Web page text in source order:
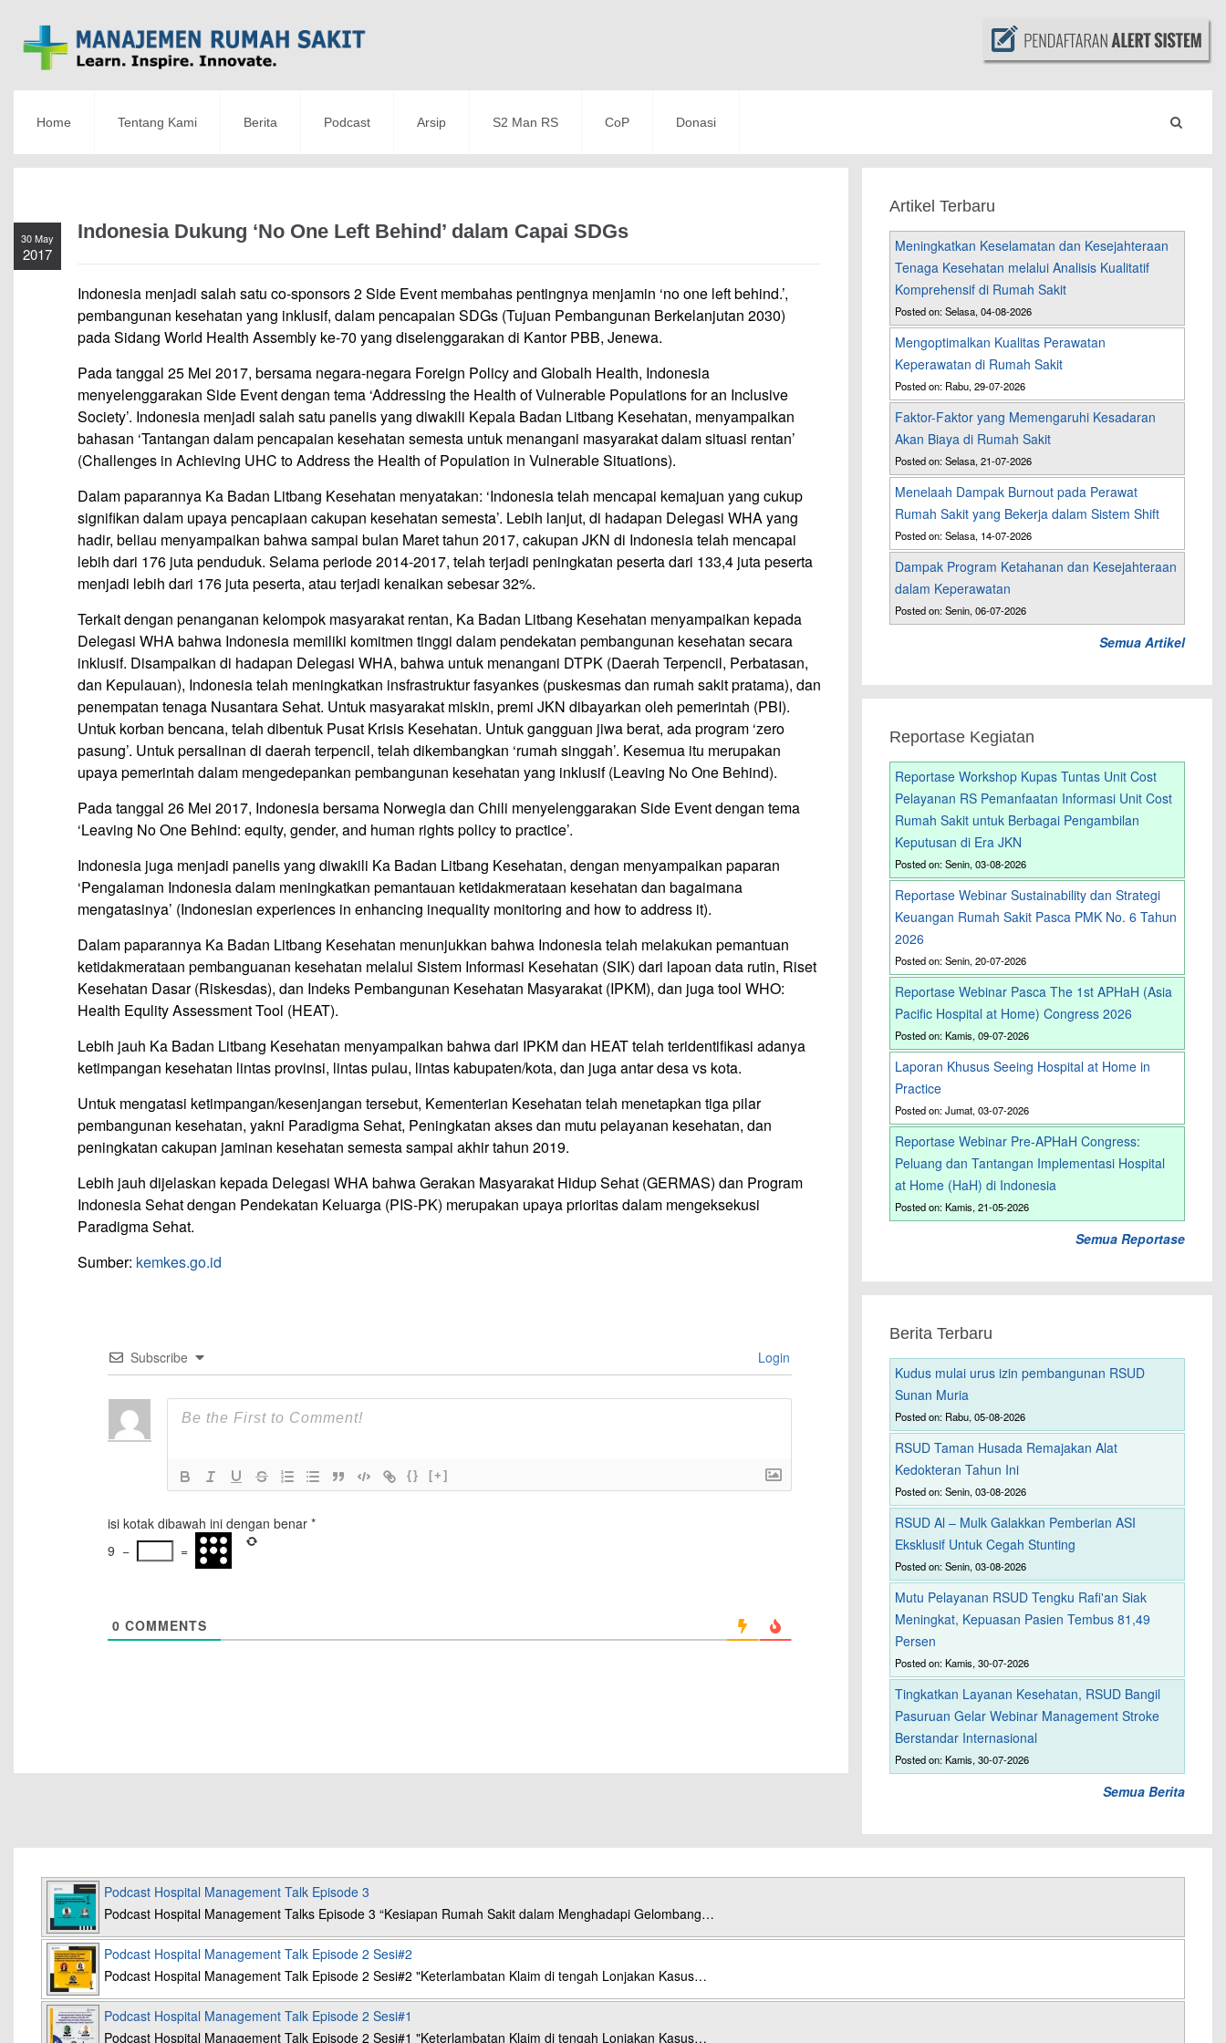
Home Tentang Kami Berita Podcast Arsip S2 Man RS CoP Donasi
30 May
2017
Indonesia Dukung ‘No One Left Behind’ dalam Capai SDGs
Indonesia menjadi salah satu co-sponsors 2 Side Event membahas pentingnya menjamin ‘no one left behind.’,
pembangunan kesehatan yang inklusif, dalam pencapaian SDGs (Tujuan Pembangunan Berkelanjutan 2030)
pada Sidang World Health Assembly ke-70 yang diselenggarakan di Kantor PBB, Jenewa.
Pada tanggal 25 Mei 2017, bersama negara-negara Foreign Policy and Globalh Health, Indonesia
menyelenggarakan Side Event dengan tema ‘Addressing the Health of Vulnerable Populations for an Inclusive
Society’. Indonesia menjadi salah satu panelis yang diwakili Kepala Badan Litbang Kesehatan, menyampaikan
bahasan ‘Tantangan dalam pencapaian kesehatan semesta untuk menangani masyarakat dalam situasi rentan’
(Challenges in Achieving UHC to Address the Health of Population in Vulnerable Situations).
Dalam paparannya Ka Badan Litbang Kesehatan menyatakan: ‘Indonesia telah mencapai kemajuan yang cukup
signifikan dalam upaya pencapiaan cakupan kesehatan semesta’. Lebih lanjut, di hadapan Delegasi WHA yang
hadir, beliau menyampaikan bahwa sampai bulan Maret tahun 2017, cakupan JKN di Indonesia telah mencapai
lebih dari 176 juta penduduk. Selama periode 2014-2017, telah terjadi peningkatan peserta dari 133,4 juta peserta
menjadi lebih dari 176 juta peserta, atau terjadi kenaikan sebesar 32%.
Terkait dengan penanganan kelompok masyarakat rentan, Ka Badan Litbang Kesehatan menyampaikan kepada
Delegasi WHA bahwa Indonesia memiliki komitmen tinggi dalam pendekatan pembangunan kesehatan secara
inklusif. Disampaikan di hadapan Delegasi WHA, bahwa untuk menangani DTPK (Daerah Terpencil, Perbatasan,
dan Kepulauan), Indonesia telah meningkatkan insfrastruktur fasyankes (puskesmas dan rumah sakit pratama), dan
penempatan tenaga Nusantara Sehat. Untuk masyarakat miskin, premi JKN dibayarkan oleh pemerintah (PBI).
Untuk korban bencana, telah dibentuk Pusat Krisis Kesehatan. Untuk gangguan jiwa berat, ada program ‘zero
pasung’. Untuk persalinan di daerah terpencil, telah dikembangkan ‘rumah singgah’. Kesemua itu merupakan
upaya pemerintah dalam mengedepankan pembangunan kesehatan yang inklusif (Leaving No One Behind).
Pada tanggal 26 Mei 2017, Indonesia bersama Norwegia dan Chili menyelenggarakan Side Event dengan tema
‘Leaving No One Behind: equity, gender, and human rights policy to practice’.
Indonesia juga menjadi panelis yang diwakili Ka Badan Litbang Kesehatan, dengan menyampaikan paparan
‘Pengalaman Indonesia dalam meningkatkan pemantauan ketidakmerataan kesehatan dan bagaimana
mengatasinya’ (Indonesian experiences in enhancing inequality monitoring and how to address it).
Dalam paparannya Ka Badan Litbang Kesehatan menunjukkan bahwa Indonesia telah melakukan pemantuan
ketidakmerataan pembanguanan kesehatan melalui Sistem Informasi Kesehatan (SIK) dari lapoan data rutin, Riset
Kesehatan Dasar (Riskesdas), dan Indeks Pembangunan Kesehatan Masyarakat (IPKM), dan juga tool WHO:
Health Equlity Assessment Tool (HEAT).
Lebih jauh Ka Badan Litbang Kesehatan menyampaikan bahwa dari IPKM dan HEAT telah teridentifikasi adanya
ketimpangan kesehatan lintas provinsi, lintas pulau, lintas kabupaten/kota, dan juga antar desa vs kota.
Untuk mengatasi ketimpangan/kesenjangan tersebut, Kementerian Kesehatan telah menetapkan tiga pilar
pembangunan kesehatan, yakni Paradigma Sehat, Peningkatan akses dan mutu pelayanan kesehatan, dan
peningkatan cakupan jaminan kesehatan semesta sampai akhir tahun 2019.
Lebih jauh dijelaskan kepada Delegasi WHA bahwa Gerakan Masyarakat Hidup Sehat (GERMAS) dan Program
Indonesia Sehat dengan Pendekatan Keluarga (PIS-PK) merupakan upaya prioritas dalam mengeksekusi
Paradigma Sehat.
Sumber: kemkes.go.id
Subscribe Login
{} [+]
isi kotak dibawah ini dengan benar*
9 − =
0 COMMENTS
Artikel Terbaru
Meningkatkan Keselamatan dan Kesejahteraan
Tenaga Kesehatan melalui Analisis Kualitatif
Komprehensif di Rumah Sakit
Posted on: Selasa, 04-08-2026
Mengoptimalkan Kualitas Perawatan
Keperawatan di Rumah Sakit
Posted on: Rabu, 29-07-2026
Faktor-Faktor yang Memengaruhi Kesadaran
Akan Biaya di Rumah Sakit
Posted on: Selasa, 21-07-2026
Menelaah Dampak Burnout pada Perawat
Rumah Sakit yang Bekerja dalam Sistem Shift
Posted on: Selasa, 14-07-2026
Dampak Program Ketahanan dan Kesejahteraan
dalam Keperawatan
Posted on: Senin, 06-07-2026
Semua Artikel
Reportase Kegiatan
Reportase Workshop Kupas Tuntas Unit Cost
Pelayanan RS Pemanfaatan Informasi Unit Cost
Rumah Sakit untuk Berbagai Pengambilan
Keputusan di Era JKN
Posted on: Senin, 03-08-2026
Reportase Webinar Sustainability dan Strategi
Keuangan Rumah Sakit Pasca PMK No. 6 Tahun
2026
Posted on: Senin, 20-07-2026
Reportase Webinar Pasca The 1st APHaH (Asia
Pacific Hospital at Home) Congress 2026
Posted on: Kamis, 09-07-2026
Laporan Khusus Seeing Hospital at Home in
Practice
Posted on: Jumat, 03-07-2026
Reportase Webinar Pre-APHaH Congress:
Peluang dan Tantangan Implementasi Hospital
at Home (HaH) di Indonesia
Posted on: Kamis, 21-05-2026
Semua Reportase
Berita Terbaru
Kudus mulai urus izin pembangunan RSUD
Sunan Muria
Posted on: Rabu, 05-08-2026
RSUD Taman Husada Remajakan Alat
Kedokteran Tahun Ini
Posted on: Senin, 03-08-2026
RSUD Al – Mulk Galakkan Pemberian ASI
Eksklusif Untuk Cegah Stunting
Posted on: Senin, 03-08-2026
Mutu Pelayanan RSUD Tengku Rafi'an Siak
Meningkat, Kepuasan Pasien Tembus 81,49
Persen
Posted on: Kamis, 30-07-2026
Tingkatkan Layanan Kesehatan, RSUD Bangil
Pasuruan Gelar Webinar Management Stroke
Berstandar Internasional
Posted on: Kamis, 30-07-2026
Semua Berita
Podcast Hospital Management Talk Episode 3
Podcast Hospital Management Talks Episode 3 “Kesiapan Rumah Sakit dalam Menghadapi Gelombang…
Podcast Hospital Management Talk Episode 2 Sesi#2
Podcast Hospital Management Talk Episode 2 Sesi#2 "Keterlambatan Klaim di tengah Lonjakan Kasus…
Podcast Hospital Management Talk Episode 2 Sesi#1
Podcast Hospital Management Talk Episode 2 Sesi#1 "Keterlambatan Klaim di tengah Lonjakan Kasus…